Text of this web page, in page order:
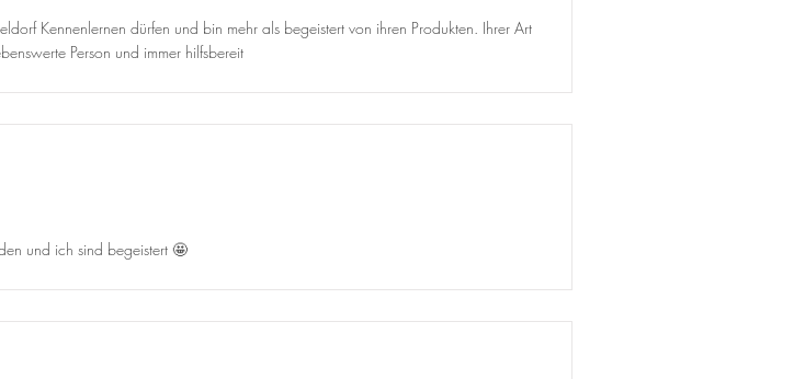
Kennenlernen dürfen und bin mehr als begeistert von ihren Produkten. Ihrer Art
Person und immer hilfsbereit
und ich sind begeistert 🤩